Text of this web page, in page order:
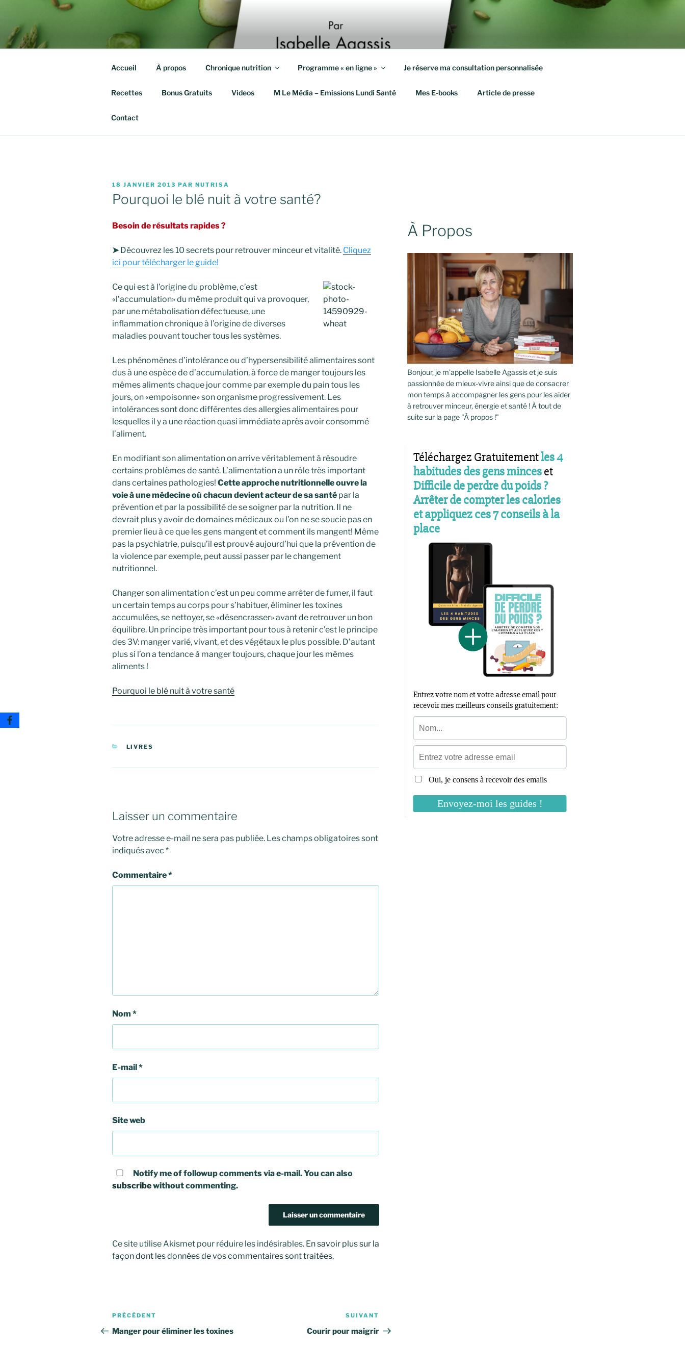
contenu
principal
QUITTE TES KILOS
Isabelle agassis – Nutrithérapeute et Coach en Mieux-Être
Accueil À propos Chronique nutrition Programme « en ligne » Je réserve ma consultation personnalisée
Recettes Bonus Gratuits Videos M Le Média – Emissions Lundi Santé Mes E-books Article de presse
Contact
PUBLIÉ
LE
18 JANVIER 2013 PAR NUTRISA
Pourquoi le blé nuit à votre santé?
Besoin de résultats rapides ?
➤ Découvrez les 10 secrets pour retrouver minceur et vitalité. Cliquez
ici pour télécharger le guide!
Ce qui est à l’origine du problème, c’est
«l’accumulation» du même produit qui va provoquer,
par une métabolisation défectueuse, une
inflammation chronique à l’origine de diverses
maladies pouvant toucher tous les systèmes.
Les phénomènes d’intolérance ou d’hypersensibilité alimentaires sont
dus à une espèce de d’accumulation, à force de manger toujours les
mêmes aliments chaque jour comme par exemple du pain tous les
jours, on «empoisonne» son organisme progressivement. Les
intolérances sont donc différentes des allergies alimentaires pour
lesquelles il y a une réaction quasi immédiate après avoir consommé
l’aliment.
En modifiant son alimentation on arrive véritablement à résoudre
certains problèmes de santé. L’alimentation a un rôle très important
dans certaines pathologies! Cette approche nutritionnelle ouvre la
voie à une médecine où chacun devient acteur de sa santé par la
prévention et par la possibilité de se soigner par la nutrition. Il ne
devrait plus y avoir de domaines médicaux ou l’on ne se soucie pas en
premier lieu à ce que les gens mangent et comment ils mangent! Même
pas la psychiatrie, puisqu’il est prouvé aujourd’hui que la prévention de
la violence par exemple, peut aussi passer par le changement
nutritionnel.
Changer son alimentation c’est un peu comme arrêter de fumer, il faut
un certain temps au corps pour s’habituer, éliminer les toxines
accumulées, se nettoyer, se «désencrasser» avant de retrouver un bon
équilibre. Un principe très important pour tous à retenir c’est le principe
des 3V: manger varié, vivant, et des végétaux le plus possible. D’autant
plus si l’on a tendance à manger toujours, chaque jour les mêmes
aliments !
Pourquoi le blé nuit à votre santé
CATÉGORIES
LIVRES
Laisser un commentaire
Votre adresse e-mail ne sera pas publiée. Les champs obligatoires sont
indiqués avec *
Commentaire*
Nom *
E-mail*
Site web
Notify me of followup comments via e-mail. You can also
subscribewithout commenting.
Ce site utilise Akismet pour réduire les indésirables. En savoir plus sur la
façon dont les données de vos commentaires sont traitées.
Navigation
de
Article
précédent
PRÉCÉDENT
Manger pour éliminer les toxines
suivant
SUIVANT
Courir pour maigrir
À Propos
Bonjour, je m’appelle Isabelle Agassis et je suis
passionnée de mieux-vivre ainsi que de consacrer
mon temps à accompagner les gens pour les aider
à retrouver minceur, énergie et santé ! À tout de
suite sur la page "À propos !"